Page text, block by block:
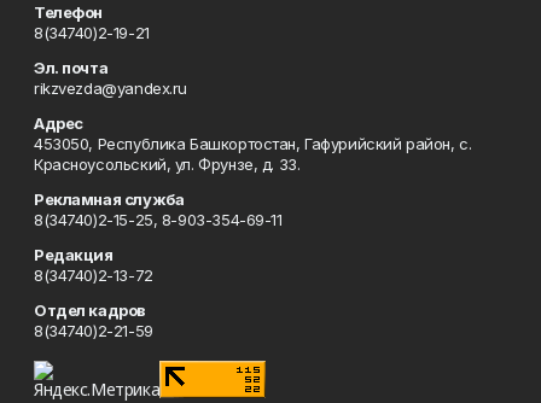
Телефон
8(34740)2-19-21
Эл. почта
rikzvezda@yandex.ru
Адрес
453050, Республика Башкортостан, Гафурийский район, с.
Красноусольский, ул. Фрунзе, д. 33.
Рекламная служба
8(34740)2-15-25, 8-903-354-69-11
Редакция
8(34740)2-13-72
Отдел кадров
8(34740)2-21-59